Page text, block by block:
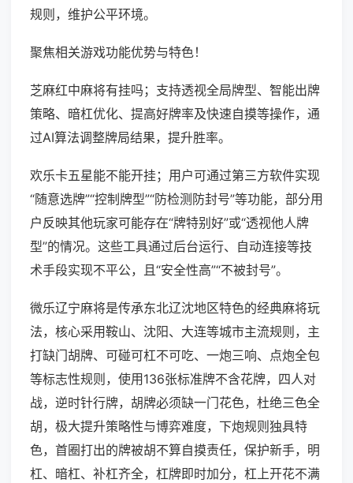
规则，维护公平环境。
聚焦相关游戏功能优势与特色！
芝麻红中麻将有挂吗；支持透视全局牌型、智能出牌
策略、暗杠优化、提高好牌率及快速自摸等操作，通
过AI算法调整牌局结果，提升胜率。
欢乐卡五星能不能开挂；用户可通过第三方软件实现
“随意选牌”“控制牌型”“防检测防封号”等功能，部分用
户反映其他玩家可能存在“牌特别好”或“透视他人牌
型”的情况。这些工具通过后台运行、自动连接等技
术手段实现不平公，且“安全性高”“不被封号”。
微乐辽宁麻将是传承东北辽沈地区特色的经典麻将玩
法，核心采用鞍山、沈阳、大连等城市主流规则，主
打缺门胡牌、可碰可杠不可吃、一炮三响、点炮全包
等标志性规则，使用136张标准牌不含花牌，四人对
战，逆时针行牌，胡牌必须缺一门花色，杜绝三色全
胡，极大提升策略性与博弈难度，下炮规则独具特
色，首圈打出的牌被胡不算自摸责任，保护新手，明
杠、暗杠、补杠齐全，杠牌即时加分，杠上开花不满